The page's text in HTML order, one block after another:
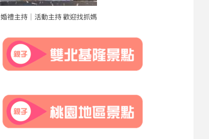
婚禮主持｜活動主持 歡迎找抓媽